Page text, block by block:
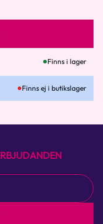
Finns i lager
Finns ej i butikslager